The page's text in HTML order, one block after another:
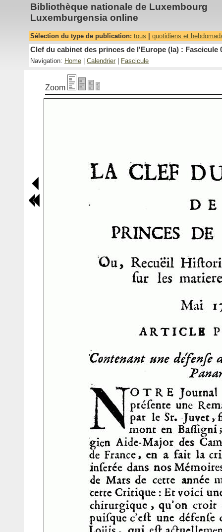
Bibliothèque nationale de Luxembourg
Luxemburgensia online
Sélection du type de publication: tous quotidiens et
Clef du cabinet des princes de l'Europe (la) : Fascicule
Navigation: Home Calendrier Fascicule
Zoom